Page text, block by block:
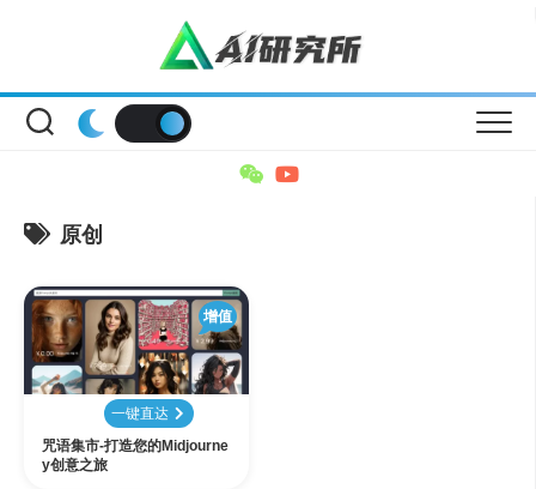
原创
增值
一键直达
咒语集市-打造您的Midjourne
y创意之旅